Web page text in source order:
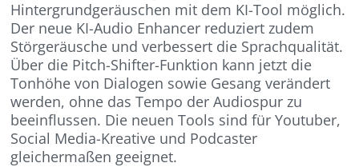
Hintergrundgeräuschen mit dem KI-Tool möglich.
Der neue KI-Audio Enhancer reduziert zudem
Störgeräusche und verbessert die Sprachqualität.
Über die Pitch-Shifter-Funktion kann jetzt die
Tonhöhe von Dialogen sowie Gesang verändert
werden, ohne das Tempo der Audiospur zu
beeinflussen. Die neuen Tools sind für Youtuber,
Social Media-Kreative und Podcaster
gleichermaßen geeignet.